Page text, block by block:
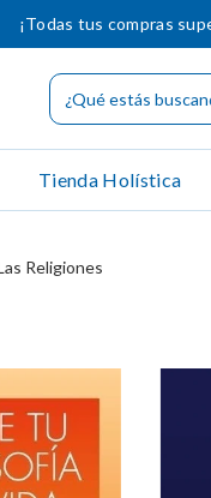
¡Todas tus compras
Tienda Holística
Religiones